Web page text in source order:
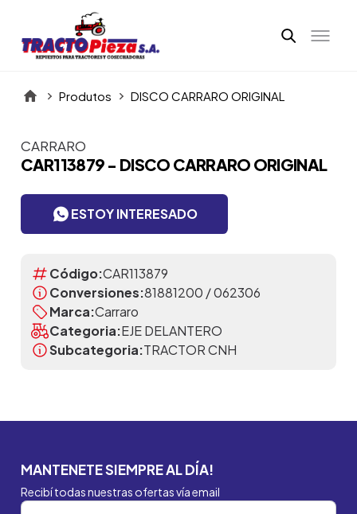
Produtos DISCO CARRARO ORIGINAL
Itens da Galeria
CARRARO
CAR113879 - DISCO CARRARO ORIGINAL
ESTOY INTERESADO
Código:CAR113879
Conversiones:81881200 / 062306
Marca:Carraro
Categoria:EJE DELANTERO
Subcategoria:TRACTOR CNH
MANTENETE SIEMPRE AL DÍA!
Recibí todas nuestras ofertas vía email